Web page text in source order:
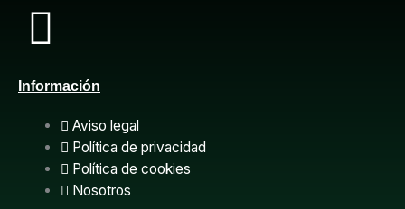
F
a
c
e
Información
Aviso legal
Política de privacidad
Política de cookies
Nosotros